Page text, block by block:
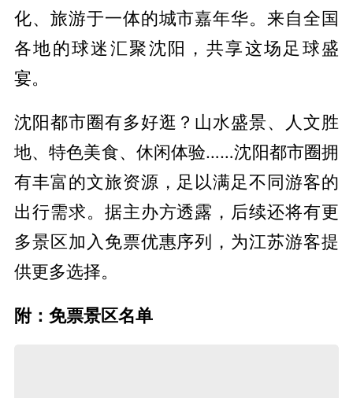
化、旅游于一体的城市嘉年华。来自全国
各地的球迷汇聚沈阳，共享这场足球盛
宴。
沈阳都市圈有多好逛？山水盛景、人文胜
地、特色美食、休闲体验……沈阳都市圈拥
有丰富的文旅资源，足以满足不同游客的
出行需求。据主办方透露，后续还将有更
多景区加入免票优惠序列，为江苏游客提
供更多选择。
附：免票景区名单